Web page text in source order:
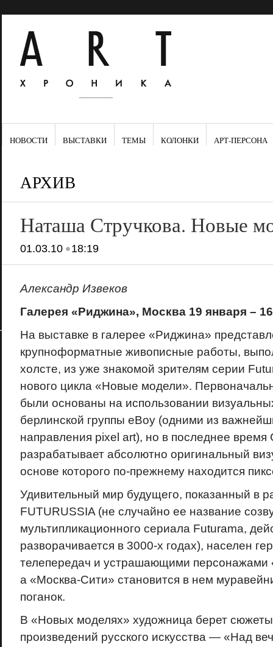
НОВОСТИ ВЫСТАВКИ ТЕМЫ КОЛОНКИ АРТ-ПЕРСОНА
АРХИВ
Наташа Стручкова. Новые
01.03.10•18:19
Александр Извеков
Галерея «Риджина», Москва 19 января –
На выставке в галерее «Риджина»
крупноформатные живописные работы,
холсте, из уже знакомой зрителям серии
нового цикла «Новые модели».
были основаны на использовании
берлинской группы eBoy (одними из
направления pixel art), но в последнее время
разрабатывает абсолютно оригинальный
основе которого по-прежнему находится
Удивительный мир будущего, показанный в
FUTURUSSIA (не случайно ее название
мультипликационного сериала Futurama,
разворачивается в 3000-х годах), населен
телепередач и устрашающими персонажами
а «Москва-Сити» становится в нем
поганок.
В «Новых моделях» художница берет
произведений русского искусства — «Над